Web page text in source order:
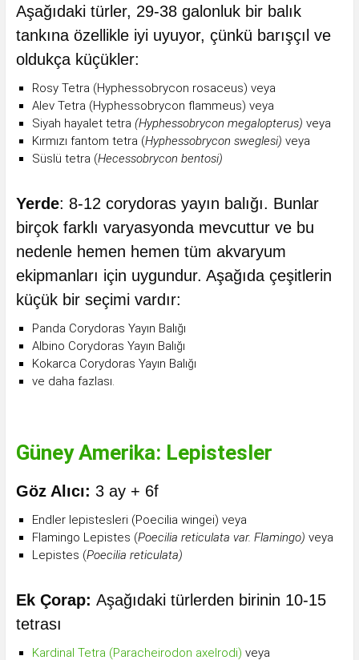
Aşağıdaki türler, 29-38 galonluk bir balık
tankına özellikle iyi uyuyor, çünkü barışçıl ve
oldukça küçükler:
Rosy Tetra (Hyphessobrycon rosaceus) veya
Alev Tetra (Hyphessobrycon flammeus) veya
Siyah hayalet tetra (Hyphessobrycon megalopterus) veya
Kırmızı fantom tetra (Hyphessobrycon sweglesi) veya
Süslü tetra (Hecessobrycon bentosi)
Yerde: 8-12 corydoras yayın balığı. Bunlar
birçok farklı varyasyonda mevcuttur ve bu
nedenle hemen hemen tüm akvaryum
ekipmanları için uygundur. Aşağıda çeşitlerin
küçük bir seçimi vardır:
Panda Corydoras Yayın Balığı
Albino Corydoras Yayın Balığı
Kokarca Corydoras Yayın Balığı
ve daha fazlası.
Güney Amerika: Lepistesler
Göz Alıcı: 3 ay + 6f
Endler lepistesleri (Poecilia wingei) veya
Flamingo Lepistes (Poecilia reticulata var. Flamingo) veya
Lepistes (Poecilia reticulata)
Ek Çorap: Aşağıdaki türlerden birinin 10-15
tetrası
Kardinal Tetra (Paracheirodon axelrodi) veya